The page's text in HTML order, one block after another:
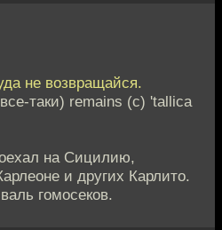
не возвращайся.
таки) remains (c) 'tallica
на Сицилию,
и других Карлито.
гомосеков.